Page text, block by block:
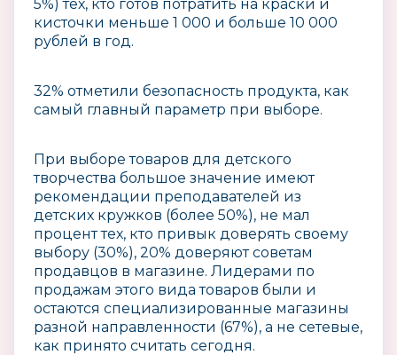
5%) тех, кто готов потратить на краски и
кисточки меньше 1 000 и больше 10 000
рублей в год.
32% отметили безопасность продукта, как
самый главный параметр при выборе.
При выборе товаров для детского
творчества большое значение имеют
рекомендации преподавателей из
детских кружков (более 50%), не мал
процент тех, кто привык доверять своему
выбору (30%), 20% доверяют советам
продавцов в магазине. Лидерами по
продажам этого вида товаров были и
остаются специализированные магазины
разной направленности (67%), а не сетевые,
как принято считать сегодня.